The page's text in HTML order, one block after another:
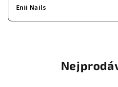
Enii Nails